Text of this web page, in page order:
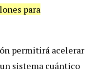
para
permitirá acelerar
sistema cuántico